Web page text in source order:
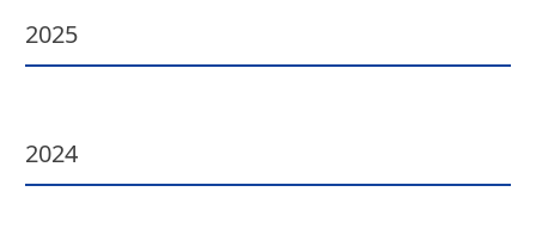
2025
2024